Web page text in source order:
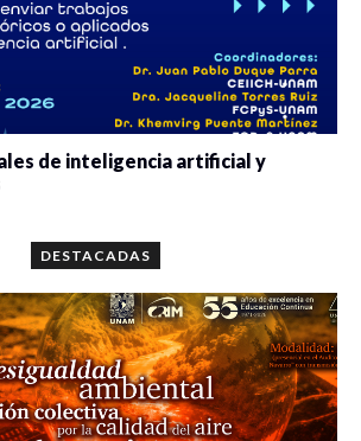
de inteligencia artificial y
DESTACADAS